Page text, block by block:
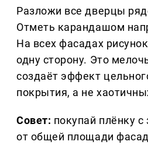
Разложи все дверцы
Отметь карандашом
На всех фасадах
одну сторону. Это
создаёт эффект
покрытия, а не
Совет: покупай плёнку
от общей площади